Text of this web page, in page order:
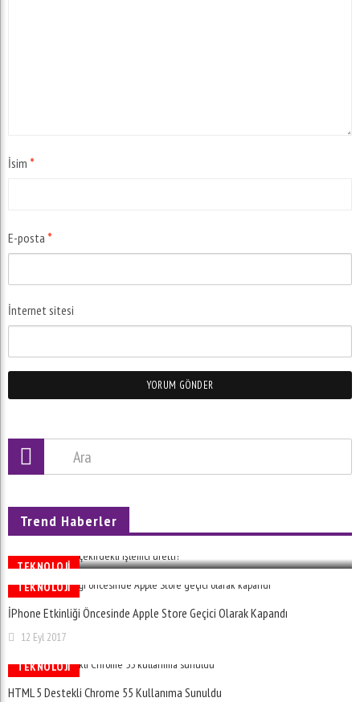
İsim *
E-posta *
İnternet sitesi
Trend Haberler
TEKNOLOJI
Qualcomm, 48 Çekirdekli Işlemci Üretti!
TEKNOLOJI
İPhone Etkinliği Öncesinde Apple Store Geçici Olarak Kapandı
12 Eyl 2017
TEKNOLOJI
HTML 5 Destekli Chrome 55 Kullanıma Sunuldu